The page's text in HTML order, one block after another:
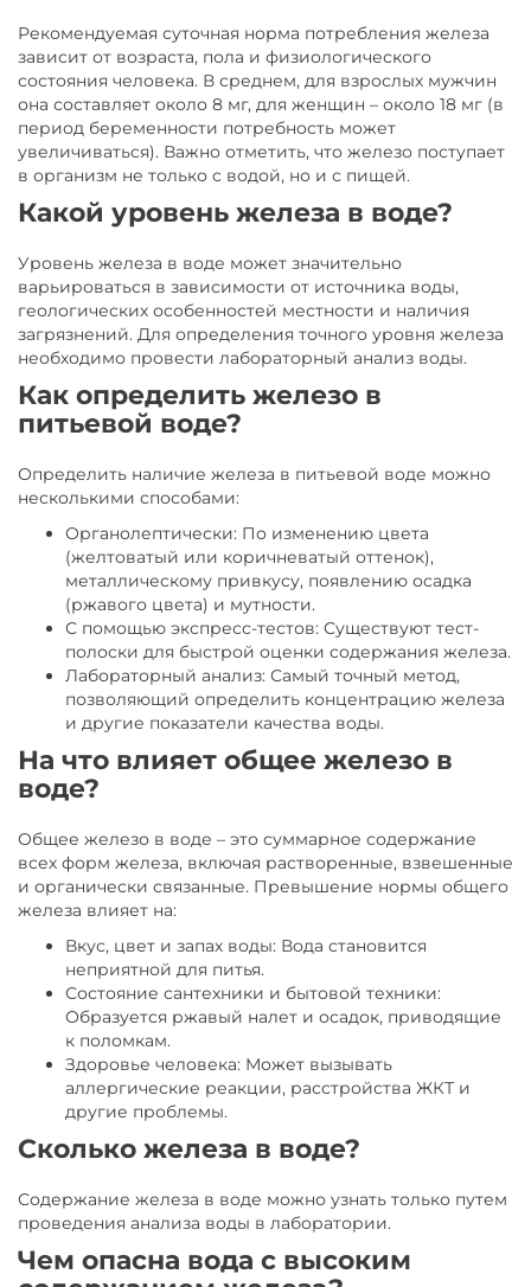
Рекомендуемая суточная норма потребления железа
зависит от возраста, пола и физиологического
состояния человека. В среднем, для взрослых мужчин
она составляет около 8 мг, для женщин – около 18 мг (в
период беременности потребность может
увеличиваться). Важно отметить, что железо поступает
в организм не только с водой, но и с пищей.
Какой уровень железа в воде?
Уровень железа в воде может значительно
варьироваться в зависимости от источника воды,
геологических особенностей местности и наличия
загрязнений. Для определения точного уровня железа
необходимо провести лабораторный анализ воды.
Как определить железо в
питьевой воде?
Определить наличие железа в питьевой воде можно
несколькими способами:
Органолептически: По изменению цвета
(желтоватый или коричневатый оттенок),
металлическому привкусу, появлению осадка
(ржавого цвета) и мутности.
С помощью экспресс-тестов: Существуют тест-
полоски для быстрой оценки содержания железа.
Лабораторный анализ: Самый точный метод,
позволяющий определить концентрацию железа
и другие показатели качества воды.
На что влияет общее железо в
воде?
Общее железо в воде – это суммарное содержание
всех форм железа, включая растворенные, взвешенные
и органически связанные. Превышение нормы общего
железа влияет на:
Вкус, цвет и запах воды: Вода становится
неприятной для питья.
Состояние сантехники и бытовой техники:
Образуется ржавый налет и осадок, приводящие
к поломкам.
Здоровье человека: Может вызывать
аллергические реакции, расстройства ЖКТ и
другие проблемы.
Сколько железа в воде?
Содержание железа в воде можно узнать только путем
проведения анализа воды в лаборатории.
Чем опасна вода с высоким